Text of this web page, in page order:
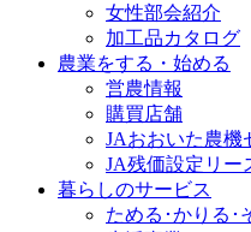
女性部会紹介
加工品カタログ
農業をする・始める
営農情報
購買店舗
JAおおいた農機
JA残価設定リー
暮らしのサービス
ためる･かりる･